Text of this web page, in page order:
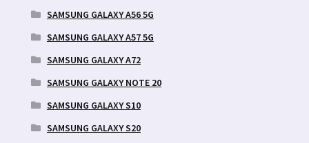
SAMSUNG GALAXY A56 5G
SAMSUNG GALAXY A57 5G
SAMSUNG GALAXY A72
SAMSUNG GALAXY NOTE 20
SAMSUNG GALAXY S10
SAMSUNG GALAXY S20